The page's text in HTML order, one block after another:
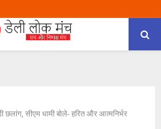
छलांग, सीएम धामी बोले- हरित और आत्मनिर्भर